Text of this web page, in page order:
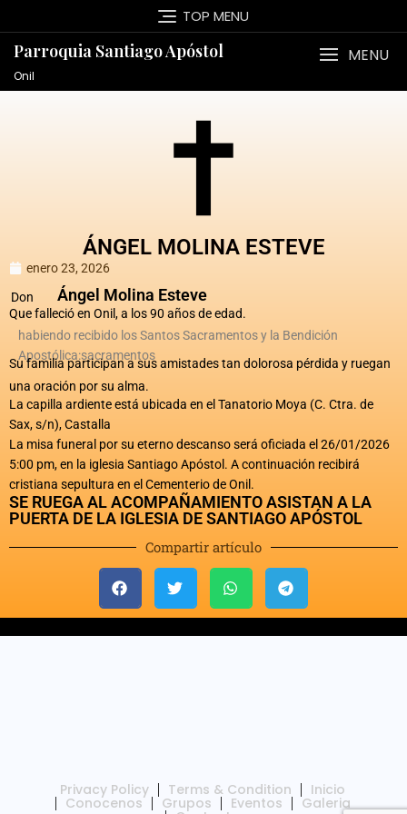
TOP MENU
Parroquia Santiago Apóstol
Onil
MENU
ÁNGEL MOLINA ESTEVE
enero 23, 2026
Don
Ángel Molina Esteve
Que falleció en Onil, a los 90 años de edad.
habiendo recibido los Santos Sacramentos y la Bendición
Apostólica:sacramentos
Su familia participan a sus amistades tan dolorosa pérdida y ruegan
una oración por su alma.
La capilla ardiente está ubicada en el Tanatorio Moya (C. Ctra. de
Sax, s/n), Castalla
La misa funeral por su eterno descanso será oficiada el 26/01/2026
5:00 pm, en la iglesia Santiago Apóstol. A continuación recibirá
cristiana sepultura en el Cementerio de Onil.
SE RUEGA AL ACOMPAÑAMIENTO ASISTAN A LA
PUERTA DE LA IGLESIA DE SANTIAGO APÓSTOL
Compartir artículo
Privacy Policy Terms & Condition Inicio
Conocenos Grupos Eventos Galeria